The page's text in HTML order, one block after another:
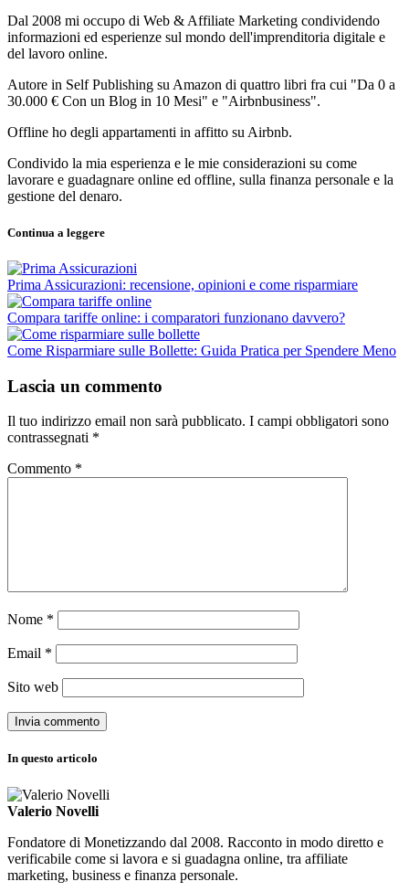
Dal 2008 mi occupo di Web & Affiliate Marketing condividendo
informazioni ed esperienze sul mondo dell'imprenditoria digitale e
del lavoro online.
Autore in Self Publishing su Amazon di quattro libri fra cui "Da 0 a
30.000 € Con un Blog in 10 Mesi" e "Airbnbusiness".
Offline ho degli appartamenti in affitto su Airbnb.
Condivido la mia esperienza e le mie considerazioni su come
lavorare e guadagnare online ed offline, sulla finanza personale e la
gestione del denaro.
Continua a leggere
Prima Assicurazioni: recensione, opinioni e come risparmiare
Compara tariffe online: i comparatori funzionano davvero?
Come Risparmiare sulle Bollette: Guida Pratica per Spendere Meno
Lascia un commento
Il tuo indirizzo email non sarà pubblicato. I campi obbligatori sono
contrassegnati *
Commento *
Nome *
Email *
Sito web
In questo articolo
Valerio Novelli
Fondatore di Monetizzando dal 2008. Racconto in modo diretto e
verificabile come si lavora e si guadagna online, tra affiliate
marketing, business e finanza personale.